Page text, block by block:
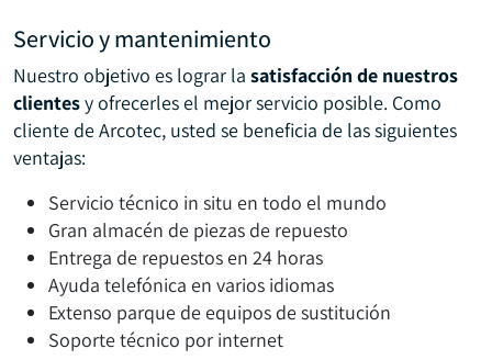
Servicio y mantenimiento
Nuestro objetivo es lograr la satisfacción de nuestros
clientesy ofrecerles el mejor servicio posible. Como
cliente de Arcotec, usted se beneficia de las siguientes
ventajas:
Servicio técnico in situ en todo el mundo
Gran almacén de piezas de repuesto
Entrega de repuestos en 24 horas
Ayuda telefónica en varios idiomas
Extenso parque de equipos de sustitución
Soporte técnico por internet